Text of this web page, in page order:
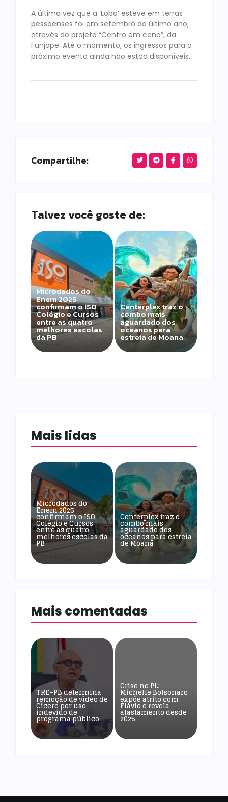
A última vez que a ‘Loba’ esteve em terras
pessoenses foi em setembro do último ano,
através do projeto “Centro em cena”, da
Funjope. Até o momento, os ingressos para o
próximo evento ainda não estão disponíveis.
Compartilhe:
Talvez você goste de:
Microdados do
Enem 2025
confirmam o ISO
Colégio e Cursos
entre as quatro
melhores escolas
da PB
Centerplex traz o
combo mais
aguardado dos
oceanos para
estreia de Moana
Mais lidas
Microdados do
Enem 2025
confirmam o ISO
Colégio e Cursos
entre as quatro
melhores escolas da
PB
Centerplex traz o
combo mais
aguardado dos
oceanos para estreia
de Moana
Mais comentadas
TRE-PB determina
remoção de vídeo de
Cícero por uso
indevido de
programa público
Crise no PL:
Michelle Bolsonaro
expõe atrito com
Flávio e revela
afastamento desde
2025